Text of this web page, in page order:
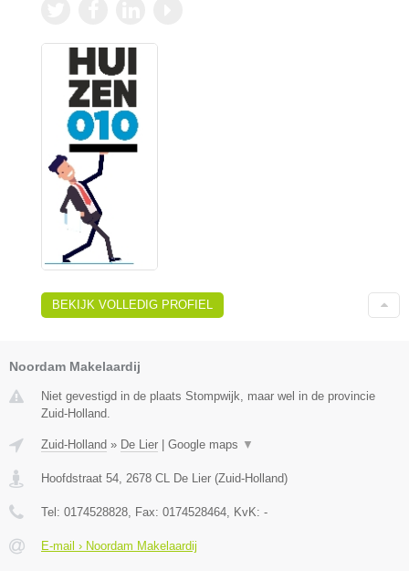
BEKIJK VOLLEDIG PROFIEL
Noordam Makelaardij
Niet gevestigd in de plaats Stompwijk, maar wel in de provincie
Zuid-Holland.
Zuid-Holland » De Lier | Google maps ▼
Hoofdstraat 54 2678 CL De Lier (Zuid-Holland)
Tel: 0174528828 , Fax: 0174528464 , KvK: -
E-mail › Noordam Makelaardij